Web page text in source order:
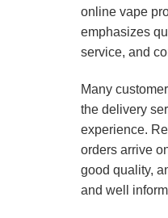
online vape
emphasizes
service, and
Many
the delivery
experience.
orders arrive
good quality,
and well